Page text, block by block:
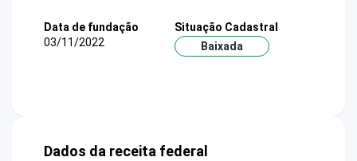
Data de fundação
03/11/2022
Situação Cadastral
Baixada
Dados da receita federal